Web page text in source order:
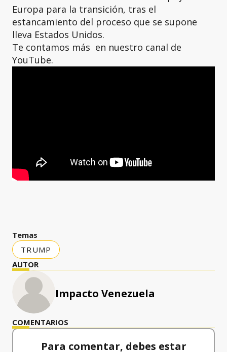
Europa para la transición, tras el
estancamiento del proceso que se supone
lleva Estados Unidos.
Te contamos más en nuestro canal de
YouTube.
Temas
TRUMP
AUTOR
Impacto Venezuela
COMENTARIOS
Para comentar, debes estar